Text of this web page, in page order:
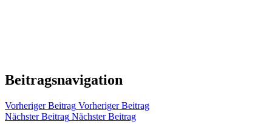
Beitragsnavigation
Vorheriger Beitrag Vorheriger Beitrag
Nächster Beitrag Nächster Beitrag